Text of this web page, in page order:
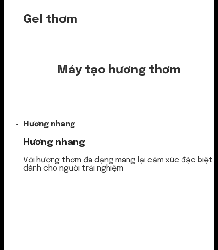
Gel thơm
Máy tạo hương thơm
Hương nhang
Hương nhang
Với hương thơm đa dạng mang lại cảm xúc đặc biệt
dành cho người trải nghiệm